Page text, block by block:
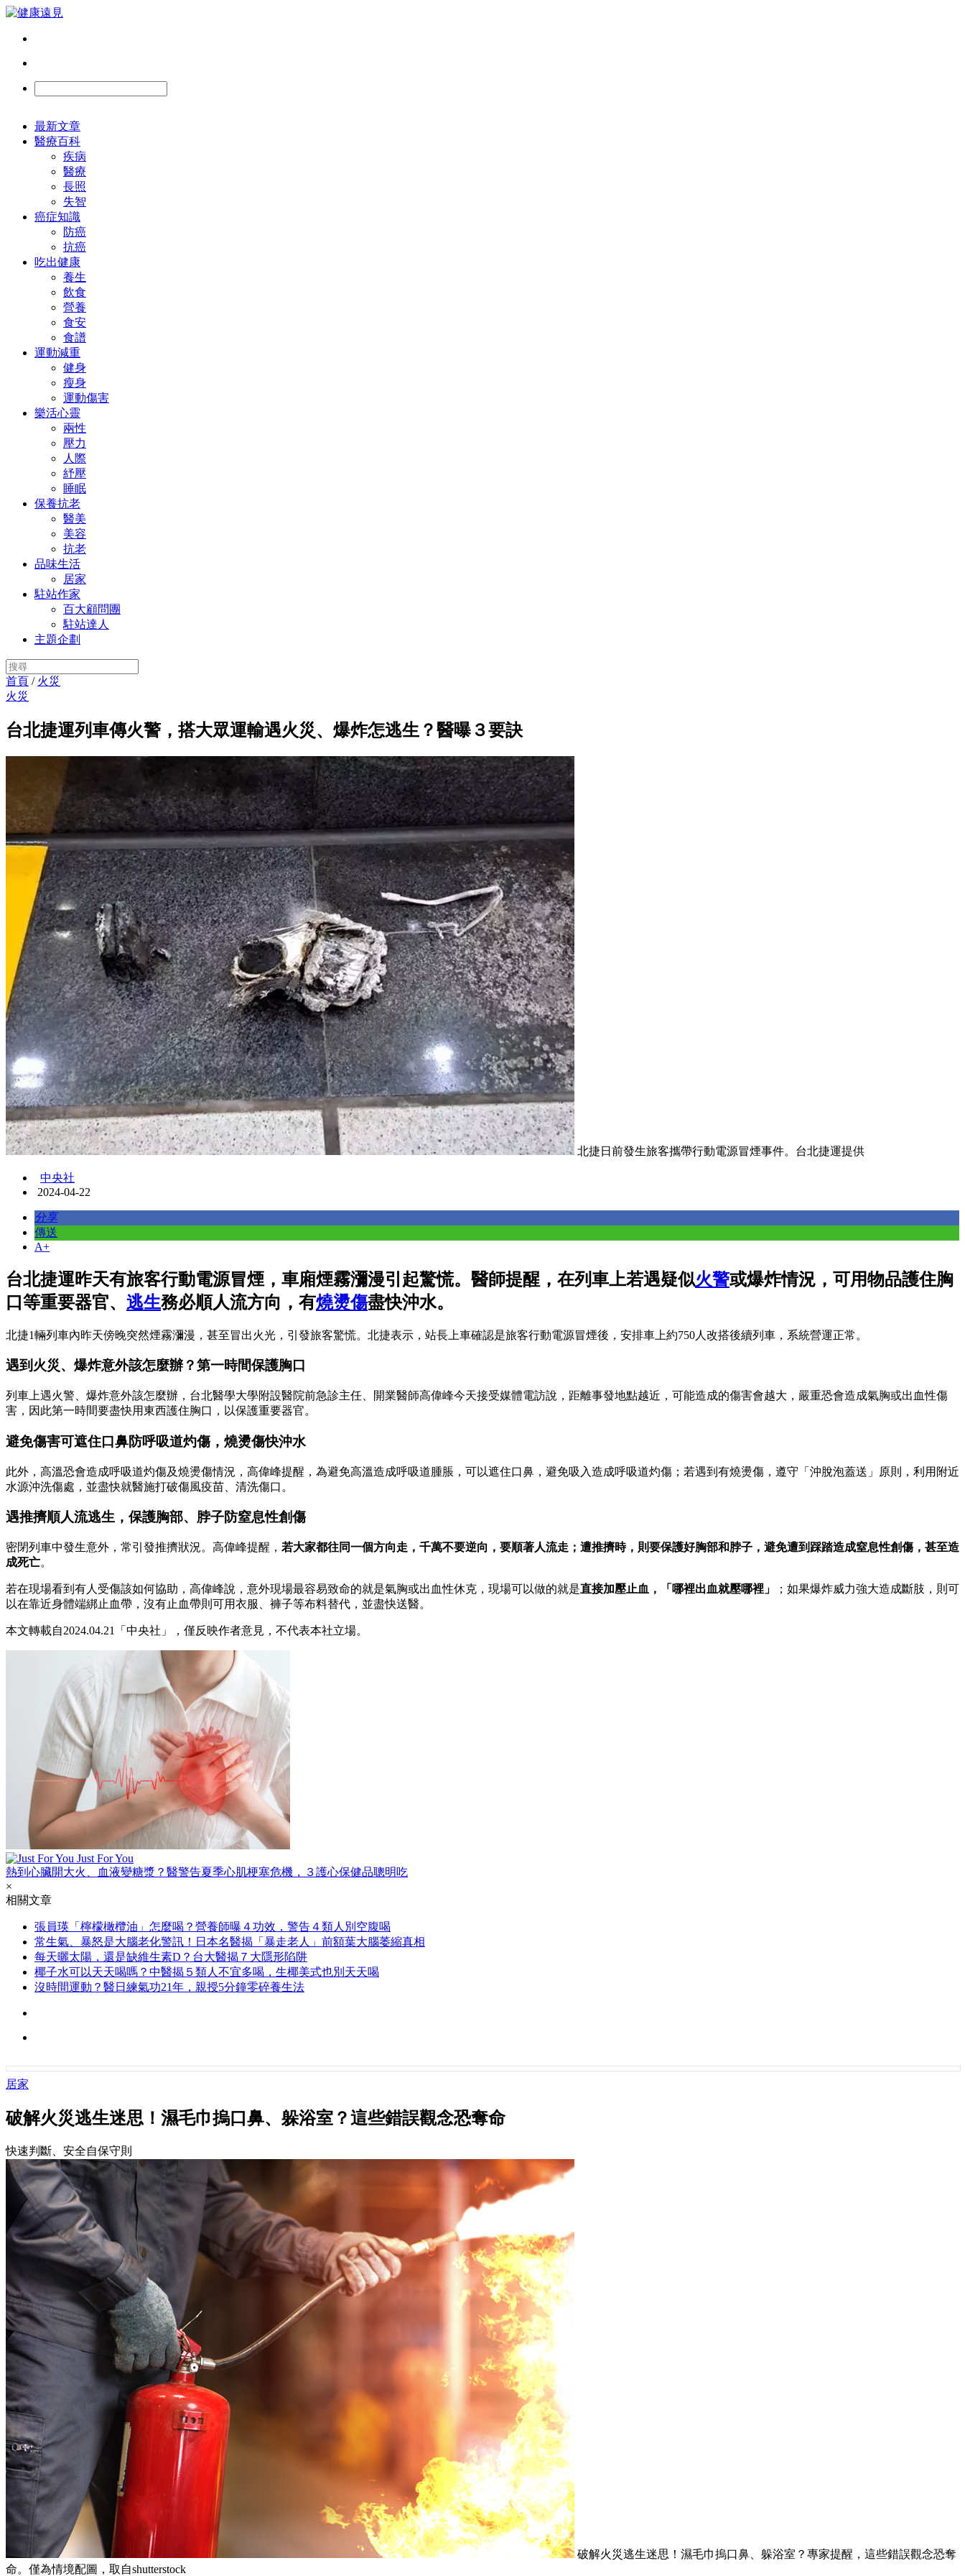
最新文章
醫療百科
疾病
醫療
長照
失智
癌症知識
防癌
抗癌
吃出健康
養生
飲食
營養
食安
食譜
運動減重
健身
瘦身
運動傷害
樂活心靈
兩性
壓力
人際
紓壓
睡眠
保養抗老
醫美
美容
抗老
品味生活
居家
駐站作家
百大顧問團
駐站達人
主題企劃
首頁 / 火災
火災
台北捷運列車傳火警，搭大眾運輸遇火災、爆炸怎逃生？醫曝３要訣
北捷日前發生旅客攜帶行動電源冒煙事件。台北捷運提供
中央社
2024-04-22
分享
傳送
A+
台北捷運昨天有旅客行動電源冒煙，車廂煙霧瀰漫引起驚慌。醫師提醒，在列車上若遇疑似火警或爆炸情況，可用物品護住胸
口等重要器官、 逃生務必順人流方向，有燒燙傷盡快沖水。
北捷1輛列車內昨天傍晚突然煙霧瀰漫，甚至冒出火光，引發旅客驚慌。北捷表示，站長上車確認是旅客行動電源冒煙後，安排車上約750人改搭後續列車，系統營運正常。
遇到火災、爆炸意外該怎麼辦？第一時間保護胸口
列車上遇火警、爆炸意外該怎麼辦，台北醫學大學附設醫院前急診主任、開業醫師高偉峰今天接受媒體電訪說，距離事發地點越近，可能造成的傷害會越大，嚴重恐會造成氣胸或出血性傷
害，因此第一時間要盡快用東西護住胸口，以保護重要器官。
避免傷害可遮住口鼻防呼吸道灼傷，燒燙傷快沖水
此外，高溫恐會造成呼吸道灼傷及燒燙傷情況，高偉峰提醒，為避免高溫造成呼吸道腫脹，可以遮住口鼻，避免吸入造成呼吸道灼傷；若遇到有燒燙傷，遵守「沖脫泡蓋送」原則，利用附近
水源沖洗傷處，並盡快就醫施打破傷風疫苗、清洗傷口。
遇推擠順人流逃生，保護胸部、脖子防窒息性創傷
密閉列車中發生意外，常引發推擠狀況。高偉峰提醒， 若大家都往同一個方向走，千萬不要逆向，要順著人流走；遭推擠時，則要保護好胸部和脖子，避免遭到踩踏造成窒息性創傷，甚至造
成死亡。
若在現場看到有人受傷該如何協助，高偉峰說，意外現場最容易致命的就是氣胸或出血性休克，現場可以做的就是直接加壓止血，「哪裡出血就壓哪裡」
；如果爆炸威力強大造成斷肢，則可
以在靠近身體端綁止血帶，沒有止血帶則可用衣服、褲子等布料替代，並盡快送醫。
本文轉載自2024.04.21「中央社」，僅反映作者意見，不代表本社立場。
Just For You
熱到心臟開大火、血液變糖漿？醫警告夏季心肌梗塞危機，３護心保健品聰明吃
×
相關文章
張員瑛「檸檬橄欖油」怎麼喝？營養師曝４功效，警告４類人別空腹喝
常生氣、暴怒是大腦老化警訊！日本名醫揭「暴走老人」前額葉大腦萎縮真相
每天曬太陽，還是缺維生素D？台大醫揭７大隱形陷阱
椰子水可以天天喝嗎？中醫揭５類人不宜多喝，生椰美式也別天天喝
沒時間運動？醫日練氣功21年，親授5分鐘零碎養生法
居家
破解火災逃生迷思！濕毛巾摀口鼻、躲浴室？這些錯誤觀念恐奪命
快速判斷、安全自保守則
破解火災逃生迷思！濕毛巾摀口鼻、躲浴室？專家提醒，這些錯誤觀念恐奪
命。僅為情境配圖，取自shutterstock